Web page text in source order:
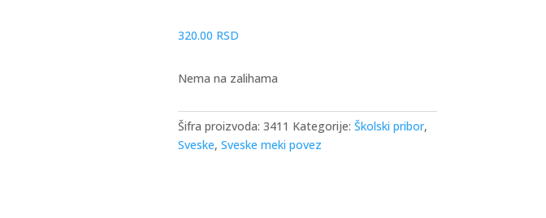
320.00 RSD
Nema na zalihama
Šifra proizvoda: 3411 Kategorije: Školski pribor,
Sveske, Sveske meki povez